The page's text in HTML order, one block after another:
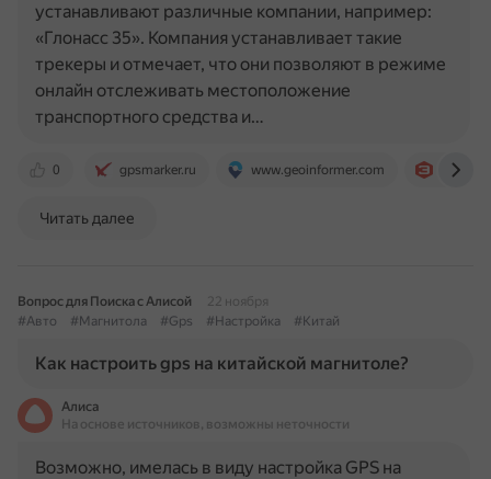
0 gpsmarker.ru www.geoinformer.com
устанавливают различные компании, например:
«Глонасс 35». Компания устанавливает такие
трекеры и отмечает, что они позволяют в режиме
онлайн отслеживать местоположение
транспортного средства и…
Читать далее
Вопрос для Поиска с Алисой
22 ноября
#Авто
#Магнитола #Gps #Настройка #Китай
Как настроить gps на китайской магнитоле?
Алиса
На основе источников, возможны неточности
Возможно, имелась в виду настройка GPS на